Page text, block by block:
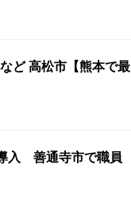
ど 高松市【熊本で最
入 善通寺市で職員